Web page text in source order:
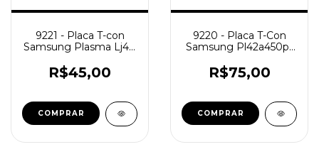
9221 - Placa T-con
Samsung Plasma Lj41-
R$45,00
9220 - Placa T-Con
Samsung Pl42a450p1
R$75,00